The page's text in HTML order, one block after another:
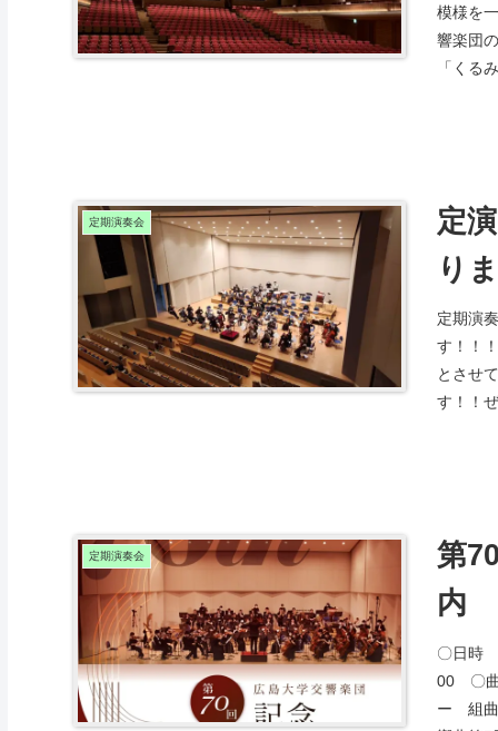
模様を
響楽団
「くる
定期演奏会
定
り
定期演
す！！
とさせ
す！！
定期演奏会
第
内
〇日
00 〇
ー 組